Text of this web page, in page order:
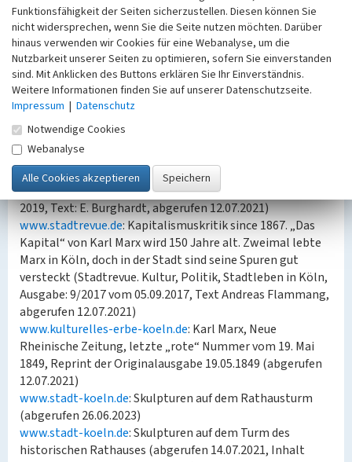
Engels bei der „Rheinischen Zeitung“ und der „Neuen
Rheinischen Zeitung“ wurde unter „Schon gewusst, ...“ in
Heft 5/2021 des Stadtmagazins KölnerLeben vorgestellt
(koelnerleben-magazin.de).
(Lara-Maria Myller, LVR-Zentrum für Medien und Bildung
Düsseldorf, 2021)
Internet
museenkoeln.de: Vom Ende einer Geschichte - Die Neue
Rheinische Zeitung (Bild der 19. Woche - 13. Mai bis 19. Mai
2019, Text: E. Burghardt, abgerufen 12.07.2021)
www.stadtrevue.de: Kapitalismuskritik since 1867. „Das
Kapital“ von Karl Marx wird 150 Jahre alt. Zweimal lebte
Marx in Köln, doch in der Stadt sind seine Spuren gut
versteckt (Stadtrevue. Kultur, Politik, Stadtleben in Köln,
Ausgabe: 9/2017 vom 05.09.2017, Text Andreas Flammang,
abgerufen 12.07.2021)
www.kulturelles-erbe-koeln.de: Karl Marx, Neue
Rheinische Zeitung, letzte „rote“ Nummer vom 19. Mai
1849, Reprint der Originalausgabe 19.05.1849 (abgerufen
12.07.2021)
www.stadt-koeln.de: Skulpturen auf dem Rathausturm
(abgerufen 26.06.2023)
www.stadt-koeln.de: Skulpturen auf dem Turm des
historischen Rathauses (abgerufen 14.07.2021, Inhalt
Funktionsfähigkeit der Seiten sicherzustellen. Diesen können Sie
nicht widersprechen, wenn Sie die Seite nutzen möchten. Darüber
hinaus verwenden wir Cookies für eine Webanalyse, um die
Nutzbarkeit unserer Seiten zu optimieren, sofern Sie einverstanden
sind. Mit Anklicken des Buttons erklären Sie Ihr Einverständnis.
Weitere Informationen finden Sie auf unserer Datenschutzseite.
Impressum | Datenschutz
Notwendige Cookies
Webanalyse